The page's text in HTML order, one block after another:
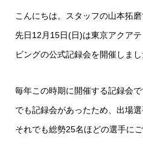
こんにちは。スタッフの山本拓磨
先日12月15日(日)は東京アクア
ビングの公式記録会を開催しまし
毎年この時期に開催する記録会
でも記録会があったため、出場
それでも総勢25名ほどの選手に